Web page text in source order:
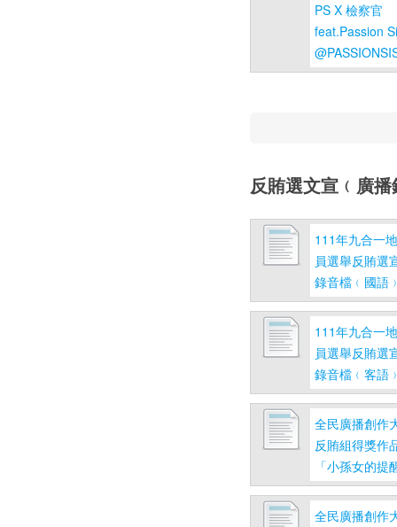
PS X 檢察官
feat.Passion
反賄選文宣﹙廣
111年九合一
員選舉反賄選
錄音檔﹙國語
111年九合一
員選舉反賄選
錄音檔﹙客語
全民廣播創作
反賄組得獎作
「小孫女的提
全民廣播創作